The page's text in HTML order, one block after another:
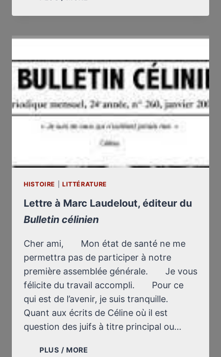
SEPTEMBRE,
PROFESSEUR
PERSISTE
:
“POUR
ME
FAIRE
TAIRE,
IL
FAUDRA
TUER”
HISTOIRE LITTÉRATURE
Lettre à Marc Laudelout, éditeur du
Bulletin célinien
Cher ami, Mon état de santé ne me
permettra pas de participer à notre
première assemblée générale. Je vous
félicite du travail accompli. Pour ce
qui est de l’avenir, je suis tranquille.
Quant aux écrits de Céline où il est
question des juifs à titre principal ou…
PLUS / MORE